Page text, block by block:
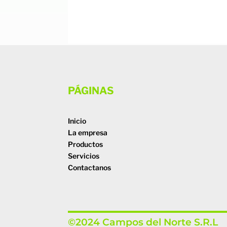
PÁGINAS
Inicio
La empresa
Productos
Servicios
Contactanos
©2024 Campos del Norte S.R.L